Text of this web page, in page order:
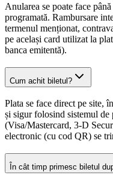
Anularea se poate face
programată. Rambursare
termenul menționat,
pe același card utilizat la
banca emitentă).
Cum achit biletul?
Plata se face direct pe site,
și sigur folosind sistemul
(Visa/Mastercard, 3-D
electronic (cu cod QR) se
În cât timp primesc biletul